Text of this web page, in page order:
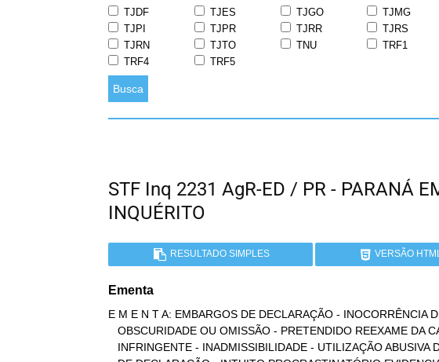
TJDF
TJES TJGO TJMG
TJPI
TJPR TJRR TJRS
TJRN
TJTO TNU TRF1
TRF4
TRF5
Busca
STF Inq 2231 AgR-ED / PR - PARANÁ
INQUÉRITO
RESULTADO SIMPLES VERSÃO
Ementa
E M E N T A: EMBARGOS DE DECLARAÇÃO - INOCORRÊNCIA